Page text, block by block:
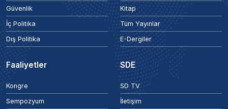
Güvenlik
İç Politika
Dış Politika
Kitap
Tüm Yayınlar
E-Dergiler
Faaliyetler
Kongre
Sempozyum
SDE
SD TV
İletişim